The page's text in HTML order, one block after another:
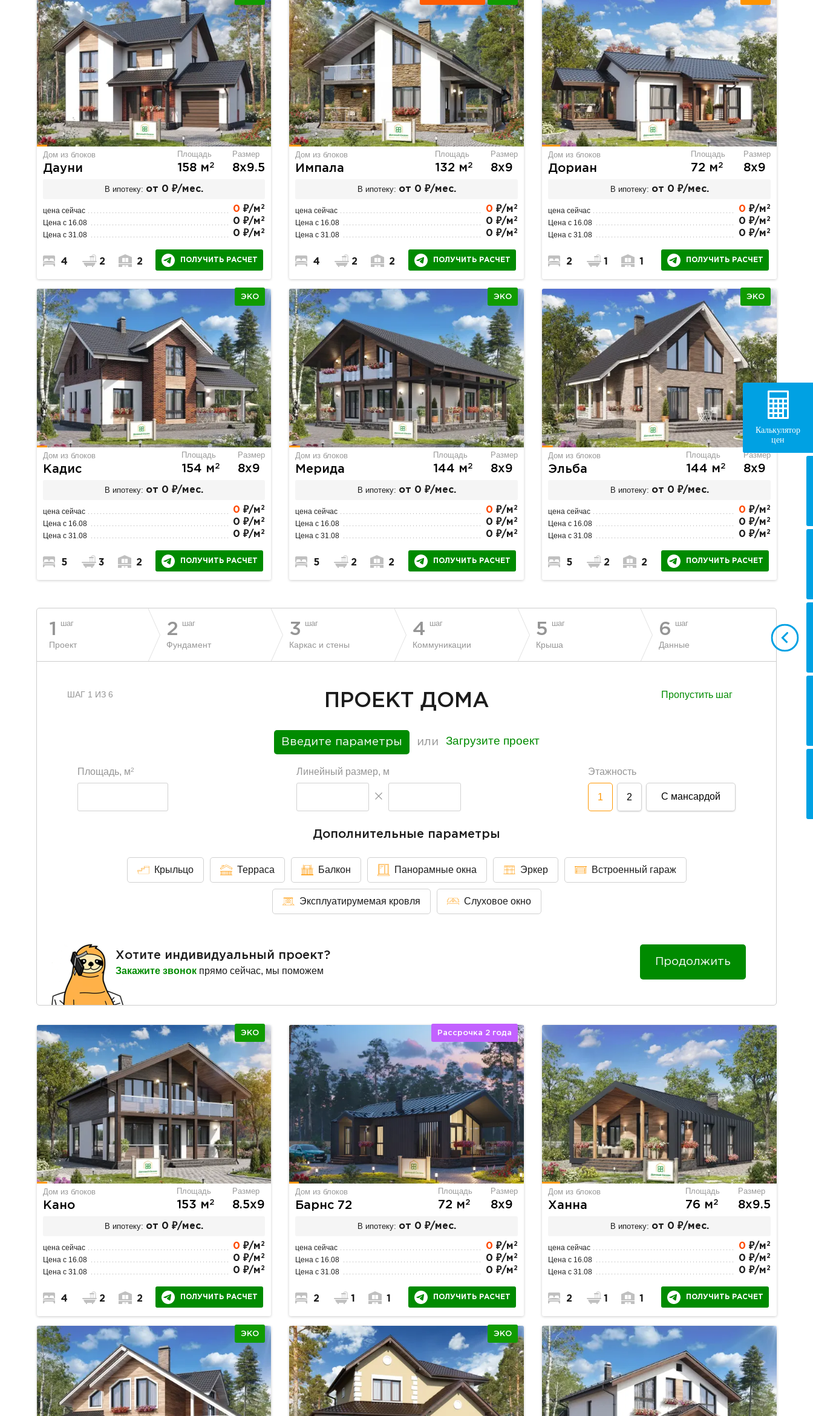
Дом из блоков
Дауни
Площадь
158 м2
Размер
8х9.5
В ипотеку: от 0 ₽/мес.
цена сейчас 0 ₽/м 2
Цена с 16.08 0 ₽/м 2
Цена с 31.08 0 ₽/м 2
4 2 2 ПОЛУЧИТЬ РАСЧЕТ
Дом из блоков
Импала
Площадь
132 м2
Размер
8х9
В ипотеку: от 0 ₽/мес.
цена сейчас 0 ₽/м 2
Цена с 16.08 0 ₽/м 2
Цена с 31.08 0 ₽/м 2
4 2 2 ПОЛУЧИТЬ РАСЧЕТ
Дом из блоков
Дориан
Площадь
72 м2
Размер
8х9
В ипотеку: от 0 ₽/мес.
цена сейчас 0 ₽/м 2
Цена с 16.08 0 ₽/м 2
Цена с 31.08 0 ₽/м 2
2 1 1 ПОЛУЧИТЬ РАСЧЕТ
ЭКО
Дом из блоков
Кадис
Площадь
154 м2
Размер
8х9
В ипотеку: от 0 ₽/мес.
цена сейчас 0 ₽/м 2
Цена с 16.08 0 ₽/м 2
Цена с 31.08 0 ₽/м 2
5 3 2 ПОЛУЧИТЬ РАСЧЕТ
ЭКО
Дом из блоков
Мерида
Площадь
144 м2
Размер
8х9
В ипотеку: от 0 ₽/мес.
цена сейчас 0 ₽/м 2
Цена с 16.08 0 ₽/м 2
Цена с 31.08 0 ₽/м 2
5 2 2 ПОЛУЧИТЬ РАСЧЕТ
ЭКО
Дом из блоков
Эльба
Площадь
144 м2
Размер
8х9
В ипотеку: от 0 ₽/мес.
цена сейчас 0 ₽/м 2
Цена с 16.08 0 ₽/м 2
Цена с 31.08 0 ₽/м 2
5 2 2 ПОЛУЧИТЬ РАСЧЕТ
1 шаг
Проект
2 шаг
Фундамент
3 шаг
Каркас и стены
4 шаг
Коммуникации
5 шаг
Крыша
6 шаг
Данные
ШАГ 1 ИЗ 6 ПРОЕКТ ДОМА Пропустить шаг
Введите параметры или Загрузите проект
Площадь, м2 Линейный размер, м Этажность
1 2 С мансардой
Дополнительные параметры
Крыльцо Терраса Балкон Панорамные окна Эркер Встроенный гараж
Эксплуатирумемая кровля Слуховое окно
Хотите индивидуальный проект?
Закажите звонок прямо сейчас, мы поможем
Продолжить
ЭКО
Дом из блоков
Кано
Площадь
153 м2
Размер
8.5х9
В ипотеку: от 0 ₽/мес.
цена сейчас 0 ₽/м 2
Цена с 16.08 0 ₽/м 2
Цена с 31.08 0 ₽/м 2
4 2 2 ПОЛУЧИТЬ РАСЧЕТ
Рассрочка 2 года
Дом из блоков
Барнс 72
Площадь
72 м2
Размер
8х9
В ипотеку: от 0 ₽/мес.
цена сейчас 0 ₽/м 2
Цена с 16.08 0 ₽/м 2
Цена с 31.08 0 ₽/м 2
2 1 1 ПОЛУЧИТЬ РАСЧЕТ
Дом из блоков
Ханна
Площадь
76 м2
Размер
8х9.5
В ипотеку: от 0 ₽/мес.
цена сейчас 0 ₽/м 2
Цена с 16.08 0 ₽/м 2
Цена с 31.08 0 ₽/м 2
2 1 1 ПОЛУЧИТЬ РАСЧЕТ
ЭКО ЭКО
Калькулятор
цен